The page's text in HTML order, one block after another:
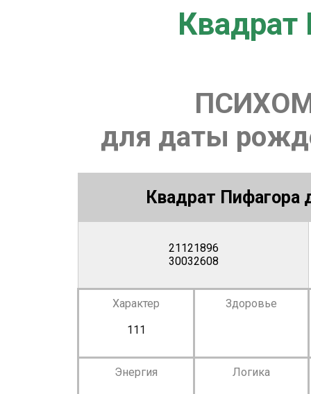
Квадрат
для даты
Квадрат Пифагора
21121896
30032608
Характер
111
Здоровье
Энергия
Логика